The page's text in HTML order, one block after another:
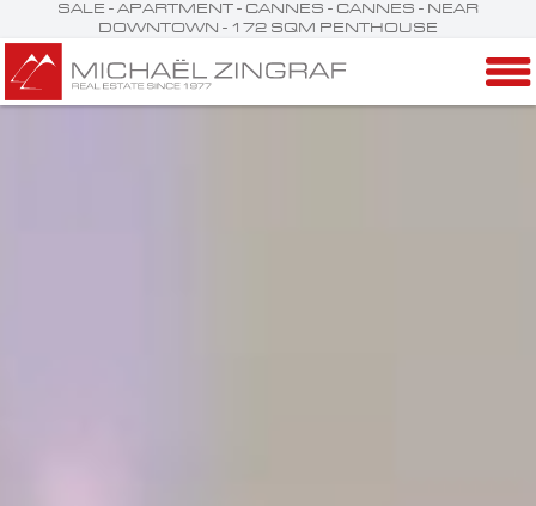
SALE - APARTMENT - CANNES - CANNES - NEAR
DOWNTOWN - 172 SQM PENTHOUSE